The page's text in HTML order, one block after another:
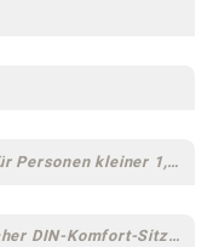
Gasfeder Niedrig - für Personen kleiner 1,60 m
Ergonomischer DIN-Komfort-Sitz [75]